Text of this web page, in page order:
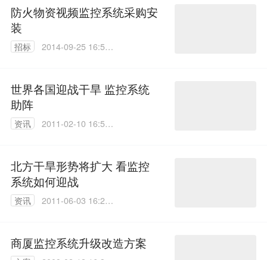
防火物资视频监控系统采购安
装
招标
2014-09-25 16:52:
世界各国迎战干旱 监控系统
助阵
资讯
2011-02-10 16:52:
北方干旱形势将扩大 看监控
系统如何迎战
资讯
2011-06-03 16:20:
商厦监控系统升级改造方案